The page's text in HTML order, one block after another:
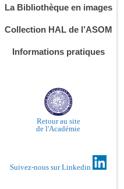
La Bibliothèque en images
Collection HAL de l’ASOM
Informations pratiques
Retour au site
de l'Académie
Suivez-nous sur Linkedin